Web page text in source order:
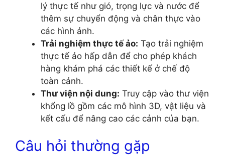
lý thực tế như gió, trọng lực và nước để
thêm sự chuyển động và chân thực vào
các hình ảnh.
Trải nghiệm thực tế ảo: Tạo trải nghiệm
thực tế ảo hấp dẫn để cho phép khách
hàng khám phá các thiết kế ở chế độ
toàn cảnh.
Thư viện nội dung: Truy cập vào thư viện
khổng lồ gồm các mô hình 3D, vật liệu và
kết cấu để nâng cao các cảnh của bạn.
Câu hỏi thường gặp